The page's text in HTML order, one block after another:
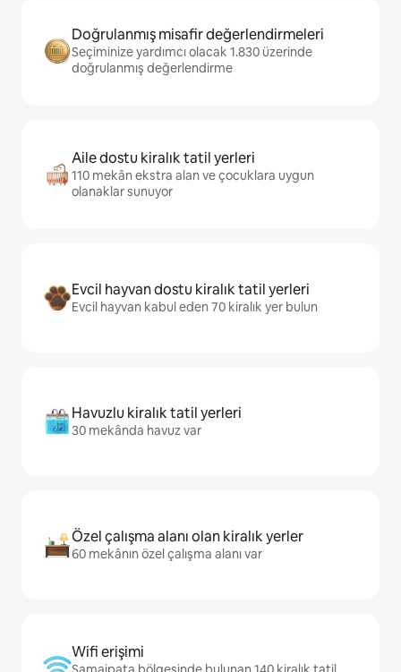
Doğrulanmış misafir değerlendirmeleri
Seçiminize yardımcı olacak 1.830 üzerinde
doğrulanmış değerlendirme
Aile dostu kiralık tatil yerleri
110 mekân ekstra alan ve çocuklara uygun
olanaklar sunuyor
Evcil hayvan dostu kiralık tatil yerleri
Evcil hayvan kabul eden 70 kiralık yer bulun
Havuzlu kiralık tatil yerleri
30 mekânda havuz var
Özel çalışma alanı olan kiralık yerler
60 mekânın özel çalışma alanı var
Wifi erişimi